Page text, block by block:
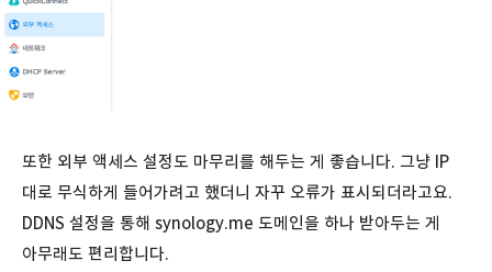
또한 외부 액세스 설정도 마무리를 해두는 게 좋습니다. 그냥 IP
대로 무식하게 들어가려고 했더니 자꾸 오류가 표시되더라고요.
DDNS 설정을 통해 synology.me 도메인을 하나 받아두는 게
아무래도 편리합니다.